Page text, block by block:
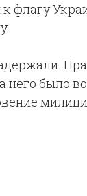
флагу
него было